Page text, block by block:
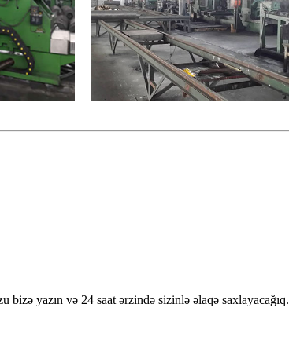
bizə yazın və 24 saat ərzində sizinlə əlaqə saxlayacağıq.